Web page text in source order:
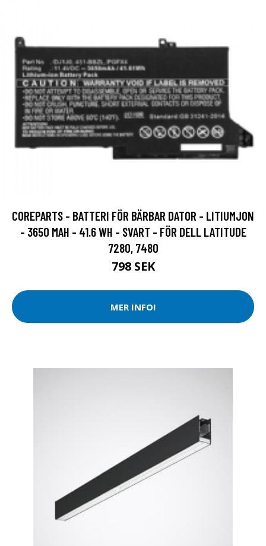
COREPARTS - BATTERI FÖR BÄRBAR DATOR - LITIUMJON
- 3650 MAH - 41.6 WH - SVART - FÖR DELL LATITUDE
7280, 7480
798 SEK
MER INFO!